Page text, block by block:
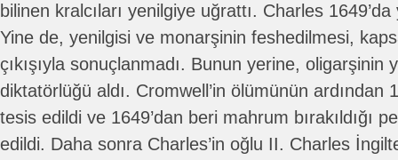
bilinen kralcıları yenilgiye uğrattı. Charles
Yine de, yenilgisi ve monarşinin feshedilmesi,
çıkışıyla sonuçlanmadı. Bunun yerine, oligarşinin
diktatörlüğü aldı. Cromwell’in ölümünün ardından
tesis edildi ve 1649’dan beri mahrum bırakıldığı
edildi. Daha sonra Charles’in oğlu II. Charles